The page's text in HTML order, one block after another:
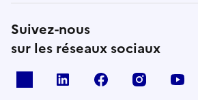
Suivez-nous
sur les réseaux sociaux
Linkedin Facebook Instagram